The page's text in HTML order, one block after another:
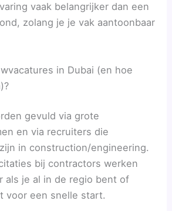
vaak belangrijker dan een
zolang je je vak aantoonbaar
in Dubai (en hoe
gevuld via grote
en via recruiters die
in construction/engineering.
bij contractors werken
als je al in de regio bent of
voor een snelle start.